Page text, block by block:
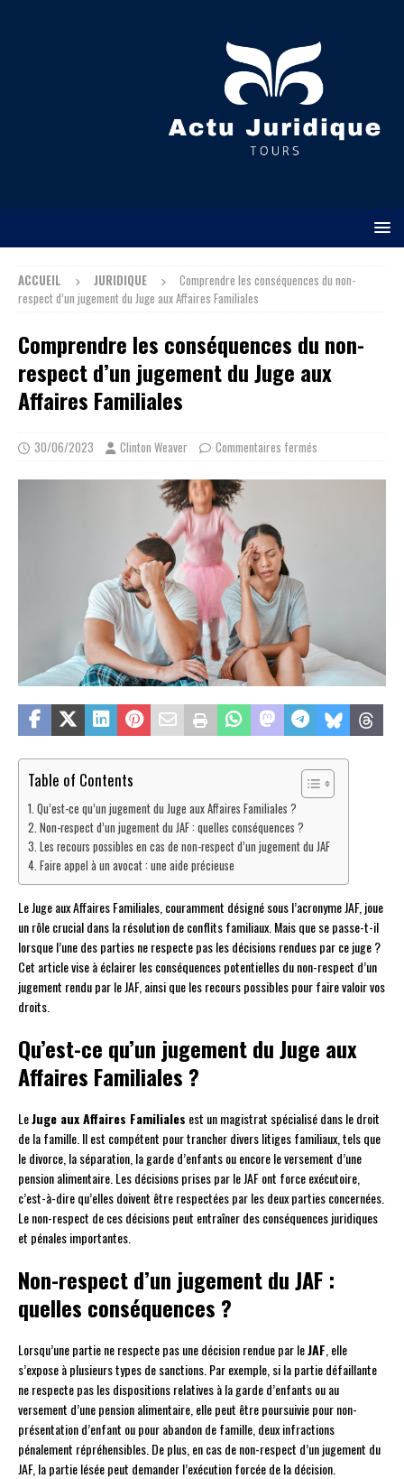
ACCUEIL JURIDIQUE
Comprendre les conséquences du non-
respect d’un jugement du Juge aux Affaires Familiales
Comprendre les conséquences du non-
respect d’un jugement du Juge aux
Affaires Familiales
30/06/2023 Clinton Weaver Commentaires fermés
Table of Contents
Qu’est-ce qu’un jugement du Juge aux Affaires Familiales ?
Non-respect d’un jugement du JAF : quelles conséquences ?
Les recours possibles en cas de non-respect d’un jugement du JAF
Faire appel à un avocat : une aide précieuse
Le Juge aux Affaires Familiales, couramment désigné sous l’acronyme JAF, joue
un rôle crucial dans la résolution de conflits familiaux. Mais que se passe-t-il
lorsque l’une des parties ne respecte pas les décisions rendues par ce juge ?
Cet article vise à éclairer les conséquences potentielles du non-respect d’un
jugement rendu par le JAF, ainsi que les recours possibles pour faire valoir vos
droits.
Qu’est-ce qu’un jugement du Juge aux
Affaires Familiales ?
LeJuge aux Affaires Familiales est un magistrat spécialisé dans le droit
de la famille. Il est compétent pour trancher divers litiges familiaux, tels que
le divorce, la séparation, la garde d’enfants ou encore le versement d’une
pension alimentaire. Les décisions prises par le JAF ont force exécutoire,
c’est-à-dire qu’elles doivent être respectées par les deux parties concernées.
Le non-respect de ces décisions peut entraîner des conséquences juridiques
et pénales importantes.
Non-respect d’un jugement du JAF :
quelles conséquences ?
Lorsqu’une partie ne respecte pas une décision rendue par leJAF , elle
s’expose à plusieurs types de sanctions. Par exemple, si la partie défaillante
ne respecte pas les dispositions relatives à la garde d’enfants ou au
versement d’une pension alimentaire, elle peut être poursuivie pour non-
présentation d’enfant ou pour abandon de famille, deux infractions
pénalement répréhensibles. De plus, en cas de non-respect d’un jugement du
JAF, la partie lésée peut demander l’exécution forcée de la décision.